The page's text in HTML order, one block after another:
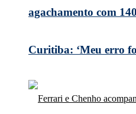
agachamento com
Curitiba: ‘Meu erro